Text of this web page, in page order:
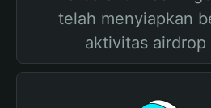
telah menyiapkan
aktivitas airdrop